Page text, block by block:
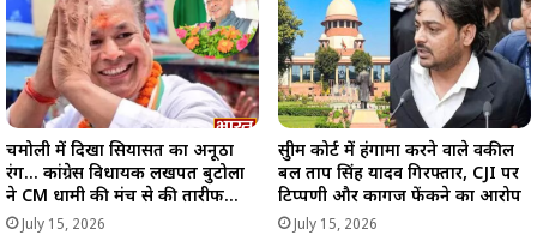
चमोली में दिखा सियासत का अनूठा
रंग… कांग्रेस विधायक लखपत बुटोला
ने CM धामी की मंच से की तारीफ…
July 15, 2026
सुप्रीम कोर्ट में हंगामा करने वाले वकील
प्रबल प्रताप सिंह यादव गिरफ्तार, CJI पर
टिप्पणी और कागज फेंकने का आरोप
July 15, 2026